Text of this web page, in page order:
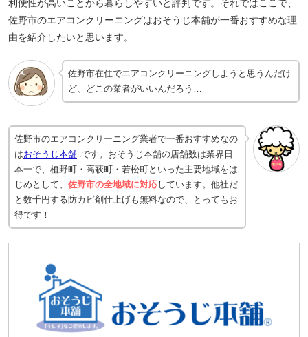
利便性が高いことから暮らしやすいと評判です。それではここで、
佐野市のエアコンクリーニングはおそうじ本舗が一番おすすめな理
由を紹介したいと思います。
佐野市在住でエアコンクリーニングしようと思うんだけ
ど、どこの業者がいいんだろう…
佐野市のエアコンクリーニング業者で一番おすすめなの
はおそうじ本舗 です。おそうじ本舗の店舗数は業界日
本一で、植野町・高萩町・若松町といった主要地域をは
じめとして、 佐野市の全地域に対応 しています。他社だ
と数千円する防カビ剤仕上げも無料なので、とってもお
得です！